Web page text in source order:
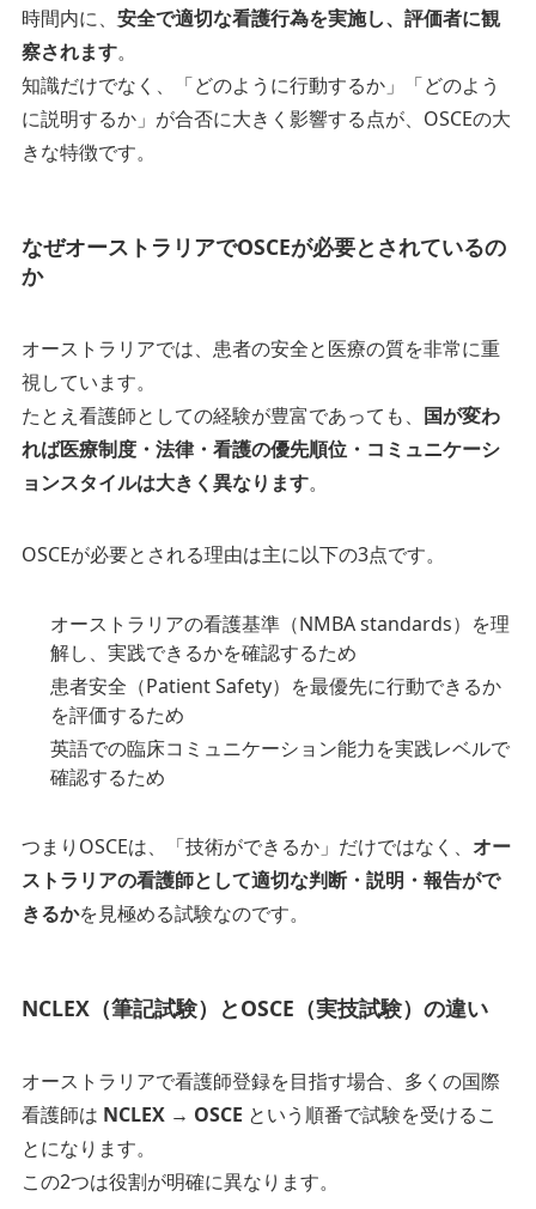
時間内に、 安全で適切な看護行為を実施し、評価者に観
察されます。
知識だけでなく、「どのように行動するか」「どのよう
に説明するか」が合否に大きく影響する点が、OSCEの大
きな特徴です。
なぜオーストラリアでOSCEが必要とされているの
か
オーストラリアでは、患者の安全と医療の質を非常に重
視しています。
たとえ看護師としての経験が豊富であっても、 国が変わ
れば医療制度・法律・看護の優先順位・コミュニケーシ
ョンスタイルは大きく異なります。
OSCEが必要とされる理由は主に以下の3点です。
オーストラリアの看護基準（NMBA standards）を理
解し、実践できるかを確認するため
患者安全（Patient Safety）を最優先に行動できるか
を評価するため
英語での臨床コミュニケーション能力を実践レベルで
確認するため
つまりOSCEは、「技術ができるか」だけではなく、 オー
ストラリアの看護師として適切な判断・説明・報告がで
きるかを見極める試験なのです。
NCLEX（筆記試験）とOSCE（実技試験）の違い
オーストラリアで看護師登録を目指す場合、多くの国際
看護師は NCLEX → OSCE という順番で試験を受けるこ
とになります。
この2つは役割が明確に異なります。